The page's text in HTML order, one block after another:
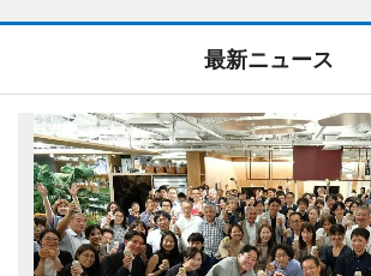
最新ニュース